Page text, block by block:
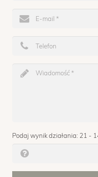
Podaj wynik działania: 21 -